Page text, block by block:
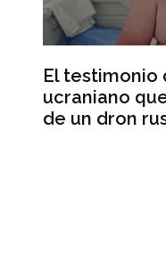
El testimonio
ucraniano
de un dron